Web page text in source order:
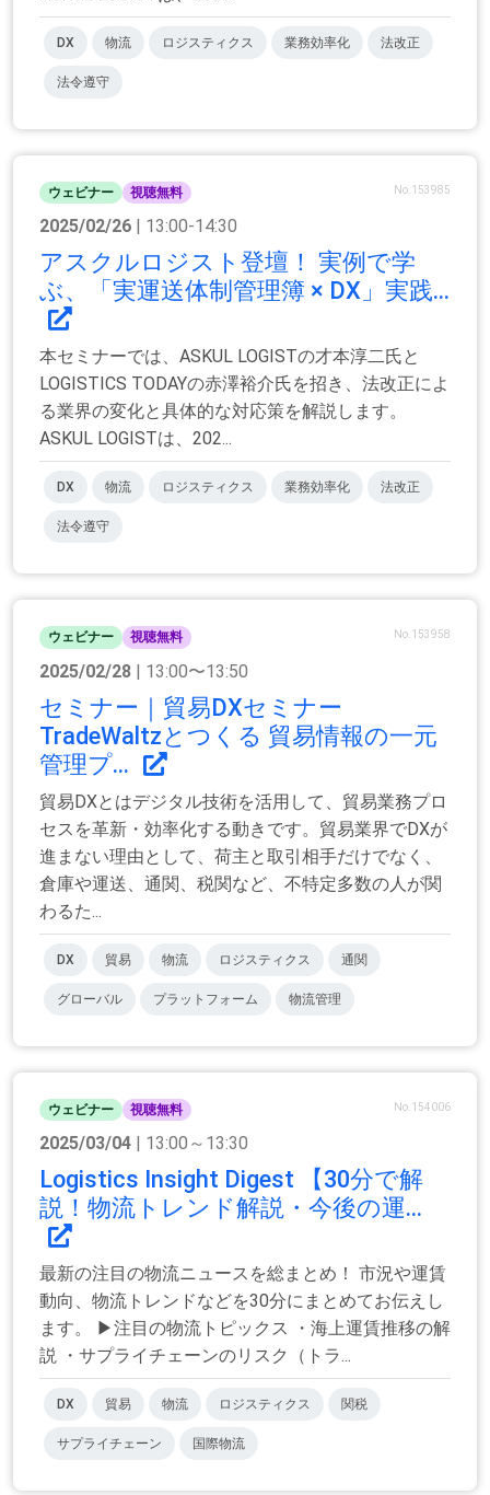
DX 物流 ロジスティクス 業務効率化 法改正
法令遵守
ウェビナー 視聴無料 No.153985
2025/02/26 | 13:00-14:30
アスクルロジスト登壇！ 実例で学
ぶ、「実運送体制管理簿 × DX」実践...
本セミナーでは、ASKUL LOGISTの才本淳二氏と
LOGISTICS TODAYの赤澤裕介氏を招き、法改正によ
る業界の変化と具体的な対応策を解説します。
ASKUL LOGISTは、202...
DX 物流 ロジスティクス 業務効率化 法改正
法令遵守
ウェビナー 視聴無料 No.153958
2025/02/28 | 13:00〜13:50
セミナー｜貿易DXセミナー
TradeWaltzとつくる 貿易情報の一元
管理プ...
貿易DXとはデジタル技術を活用して、貿易業務プロ
セスを革新・効率化する動きです。貿易業界でDXが
進まない理由として、荷主と取引相手だけでなく、
倉庫や運送、通関、税関など、不特定多数の人が関
わるた...
DX 貿易 物流 ロジスティクス 通関
グローバル プラットフォーム 物流管理
ウェビナー 視聴無料 No.154006
2025/03/04 | 13:00～13:30
Logistics Insight Digest 【30分で解
説！物流トレンド解説・今後の運...
最新の注目の物流ニュースを総まとめ！ 市況や運賃
動向、物流トレンドなどを30分にまとめてお伝えし
ます。 ▶注目の物流トピックス ・海上運賃推移の解
説 ・サプライチェーンのリスク（トラ...
DX 貿易 物流 ロジスティクス 関税
サプライチェーン 国際物流